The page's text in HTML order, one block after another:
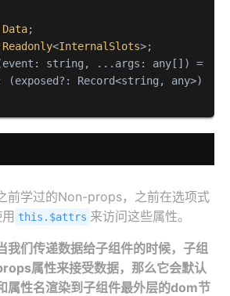
Data;
Readonly<InternalSlots>;
event: string, ...args: any[] ) =>
(exposed?: Record<string, any>) =>
前学过的Non-props，之前在选项式
this.$attrs 来访问这些属性。
我们传递数据给子组件的时候，子组
属性来接受数据，那么它会默认
属性名渲染到子组件最外层的dom节